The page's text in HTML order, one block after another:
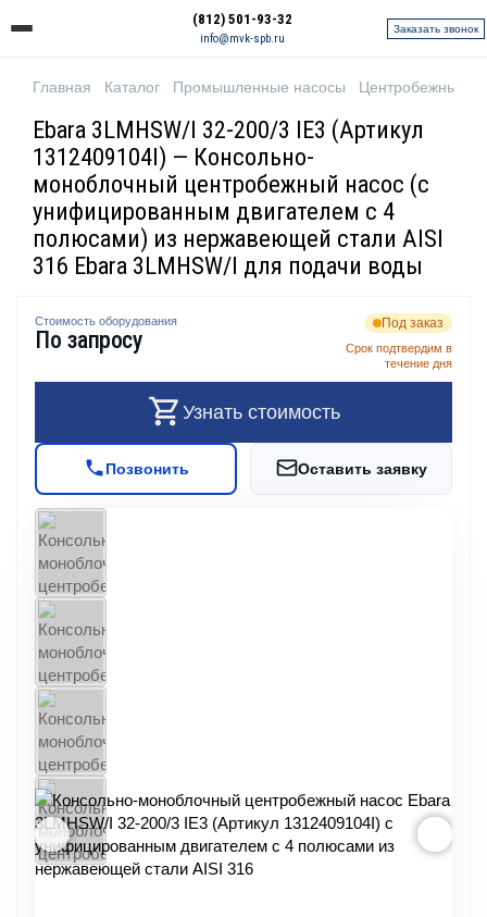
(812) 501-93-32
info@mvk-spb.ru
Заказать звонок
Главная Каталог Промышленные насосы Центробежные
Ebara 3LMHSW/I 32-200/3 IE3 (Артикул
1312409104I) — Консольно-
моноблочный центробежный насос (с
унифицированным двигателем с 4
полюсами) из нержавеющей стали AISI
316 Ebara 3LMHSW/I для подачи воды
Стоимость оборудования
По запросу
Под заказ
Срок подтвердим в
течение дня
Узнать стоимость
Позвонить Оставить заявку